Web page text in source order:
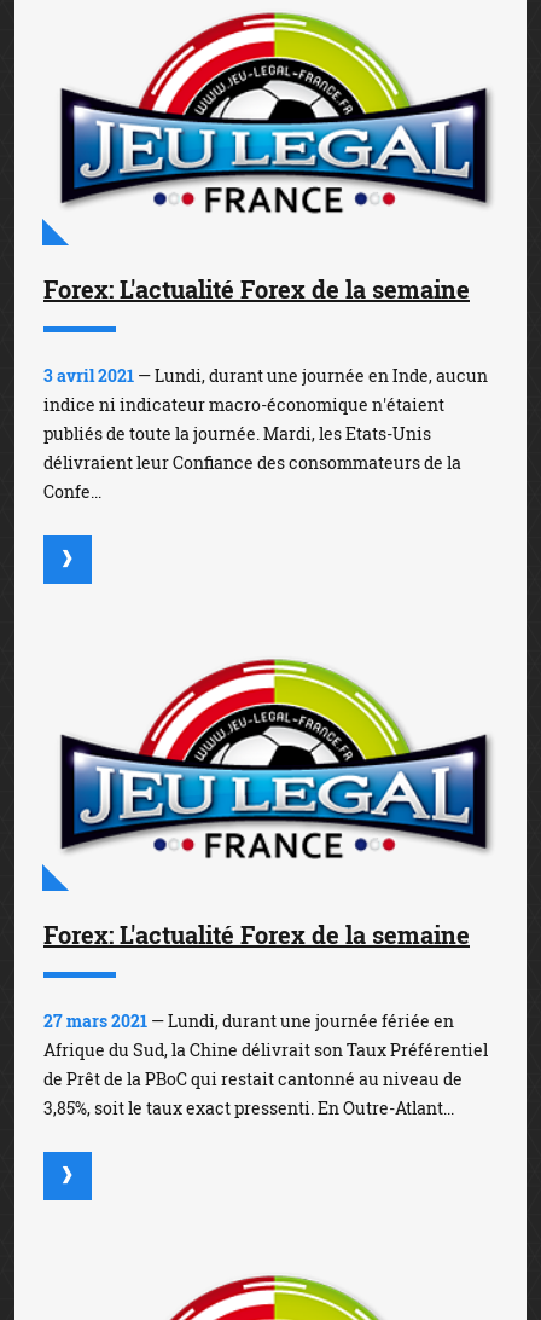
Forex: L'actualité Forex de la semaine
3 avril 2021 — Lundi, durant une journée en Inde, aucun
indice ni indicateur macro-économique n'étaient
publiés de toute la journée. Mardi, les Etats-Unis
délivraient leur Confiance des consommateurs de la
Confe...
Forex: L'actualité Forex de la semaine
27 mars 2021 — Lundi, durant une journée fériée en
Afrique du Sud, la Chine délivrait son Taux Préférentiel
de Prêt de la PBoC qui restait cantonné au niveau de
3,85%, soit le taux exact pressenti. En Outre-Atlant...